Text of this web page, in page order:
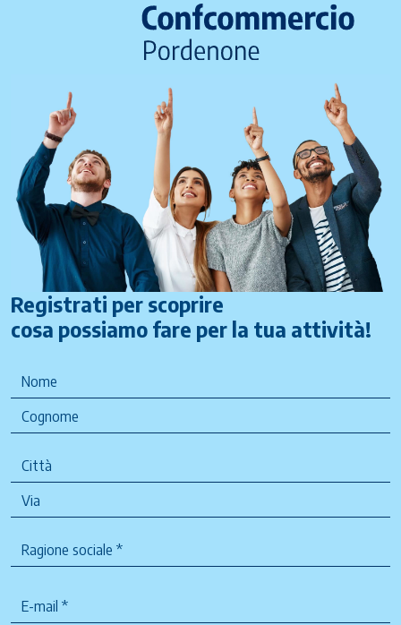
Registrati per scoprire
cosa possiamo fare per la tua attività!